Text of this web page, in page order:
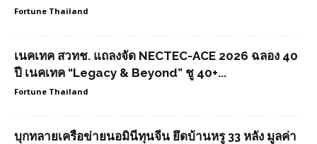
Fortune Thailand
เนคเทค สวทช. แถลงจัด NECTEC-ACE 2026 ฉลอง 40
ปี เนคเทค “Legacy & Beyond” ชู 40+...
Fortune Thailand
บุกทลายเครือข่ายนอมินีทุนจีน ยึดบ้านหรู 33 หลัง มูลค่า